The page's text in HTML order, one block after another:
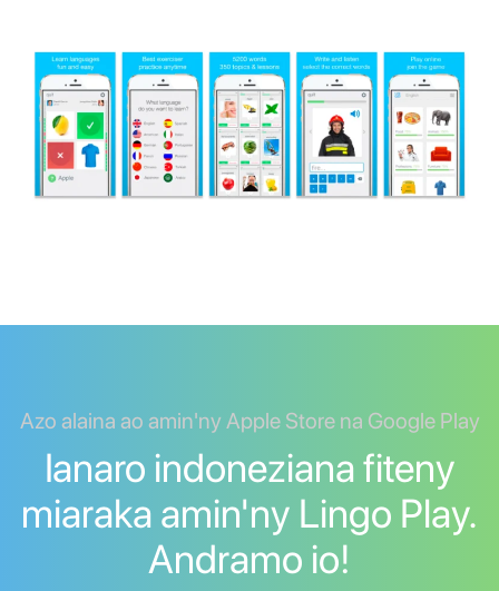
Azo alaina ao amin'ny Apple Store na Google Play
Ianaro indoneziana fiteny
miaraka amin'ny Lingo Play.
Andramo io!